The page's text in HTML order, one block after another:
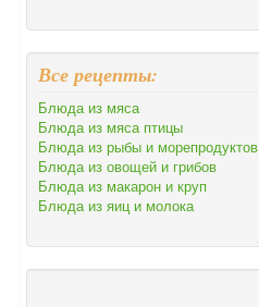
Все рецепты:
Блюда из мяса
Блюда из мяса птицы
Блюда из рыбы и морепродуктов
Блюда из овощей и грибов
Блюда из макарон и круп
Блюда из яиц и молока